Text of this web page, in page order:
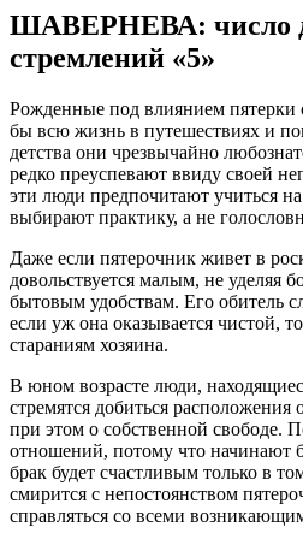
ШАВЕРНЕВА: число
стремлений «5»
Рожденные под влиянием пятерки
бы всю жизнь в путешествиях и
детства они чрезвычайно
редко преуспевают ввиду своей
эти люди предпочитают учиться
выбирают практику, а не
Даже если пятерочник живет в
довольствуется малым, не уделяя
бытовым удобствам. Его обитель
если уж она оказывается чистой,
стараниям хозяина.
В юном возрасте люди,
стремятся добиться
при этом о собственной свободе.
отношений, потому что начинают
брак будет счастливым только в
смирится с непостоянством
справляться со всеми